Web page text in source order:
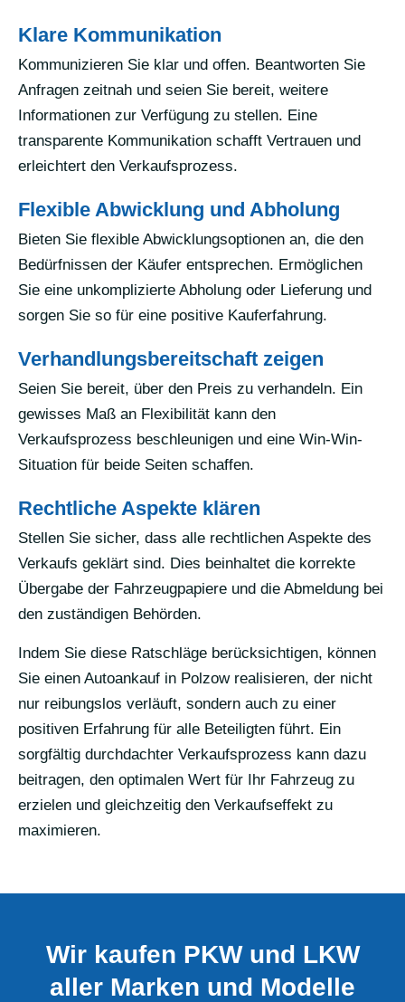
Klare Kommunikation
Kommunizieren Sie klar und offen. Beantworten Sie
Anfragen zeitnah und seien Sie bereit, weitere
Informationen zur Verfügung zu stellen. Eine
transparente Kommunikation schafft Vertrauen und
erleichtert den Verkaufsprozess.
Flexible Abwicklung und Abholung
Bieten Sie flexible Abwicklungsoptionen an, die den
Bedürfnissen der Käufer entsprechen. Ermöglichen
Sie eine unkomplizierte Abholung oder Lieferung und
sorgen Sie so für eine positive Kauferfahrung.
Verhandlungsbereitschaft zeigen
Seien Sie bereit, über den Preis zu verhandeln. Ein
gewisses Maß an Flexibilität kann den
Verkaufsprozess beschleunigen und eine Win-Win-
Situation für beide Seiten schaffen.
Rechtliche Aspekte klären
Stellen Sie sicher, dass alle rechtlichen Aspekte des
Verkaufs geklärt sind. Dies beinhaltet die korrekte
Übergabe der Fahrzeugpapiere und die Abmeldung bei
den zuständigen Behörden.
Indem Sie diese Ratschläge berücksichtigen, können
Sie einen Autoankauf in Polzow realisieren, der nicht
nur reibungslos verläuft, sondern auch zu einer
positiven Erfahrung für alle Beteiligten führt. Ein
sorgfältig durchdachter Verkaufsprozess kann dazu
beitragen, den optimalen Wert für Ihr Fahrzeug zu
erzielen und gleichzeitig den Verkaufseffekt zu
maximieren.
Wir kaufen PKW und LKW
aller Marken und Modelle